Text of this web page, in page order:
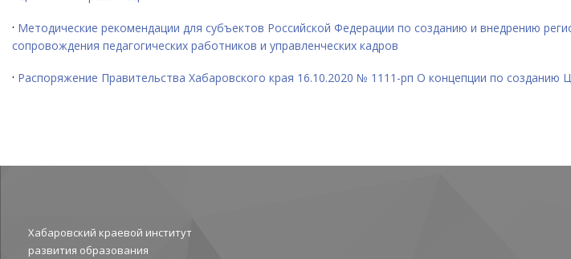
· Методические рекомендации для субъектов Российской Федерации по созданию и внедрению
сопровождения педагогических работников и управленческих кадров
· Распоряжение Правительства Хабаровского края 16.10.2020 № 1111-рп О концепции по
Хабаровский краевой институт
развития образования